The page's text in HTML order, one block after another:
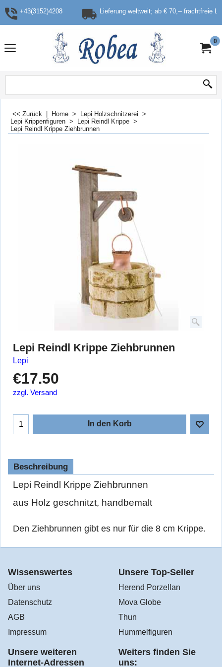
+43(3152)4208 Lieferung weltweit; ab € 70,-- frachtfreie
0
<< Zurück Home > Lepi Holzschnitzerei >
Lepi Krippenfiguren > Lepi Reindl Krippe >
Lepi Reindl Krippe Ziehbrunnen
Lepi Reindl Krippe Ziehbrunnen
Lepi
€17.50
zzgl. Versand
In den Korb
Beschreibung
Lepi Reindl Krippe Ziehbrunnen
aus Holz geschnitzt, handbemalt
Den Ziehbrunnen gibt es nur für die 8 cm Krippe.
Wissenswertes
Über uns
Datenschutz
AGB
Impressum
Unsere Top-Seller
Herend Porzellan
Mova Globe
Thun
Hummelfiguren
Unsere weiteren
Internet-Adressen
Weiters finden Sie
uns: